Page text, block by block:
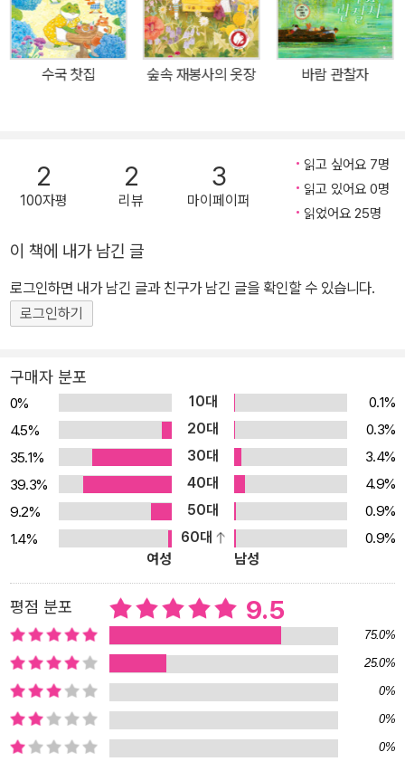
기 그림책이라면, <숲 속 재봉사의 꽃잎 드레스>는 숲 속 재봉사를
찾아온 아이들이 여러 가지 색깔의 꽃잎 옷을 입으며 매일매일 변하
는 자신들의 마음을 색깔에 빗대어 표현해, 색채에 따른 시각적 자극
과 정서적 교감에 집중한 그림책이다. 빨강―노랑―초록―파랑―갈
음을 유발하기도 하고, 파란색 옷은 가끔 혼자만의 시간을 갖고 싶게
한단다. 펼침 화면의 왼쪽 면은 수십 가지의 꽃과 잎사귀, 씨앗과 꽃받
침, 각종 색종이와 옷감으로 꾸며져 시각을 비롯해 아이들의 오감을
으로 만든 옷을 입고서 열정적이고, 유쾌하고, 때로는 외롭고 쓸쓸한
마음을 표현하며 어린 독자들과 정서적 공감대를 형성한다. 그리하여
아이들 스스로 자신의 마음을 들여다보고, 인지하고, 표현할 수 있도
봉사의 꽃잎 드레스>는 작가가 오랫동안 소중히 모아서 말린 꽃잎과
잎사귀, 나무껍질, 작은 씨앗 등을 재료로 사용해 만든 콜라주 그림책
이다. 그냥 지나치기 쉬운 우리 주변의 작은 사물들 하나하나가 작가
의 손길을 거쳐 새롭고 아름다운 작품으로 재탄생되었다. 맨드라미,
수국, 카네이션 같은 꽃잎들은 아이들이 입는 드레스가 되고, 누렇게
마른 나뭇잎은 멋들어진 조끼가 되고, 작은 씨앗과 꽃받침은 단추와
리본으로 새롭게 태어났다. “자연의 섬세하고 따뜻한 아름다움을 책
에 담고 싶다.”는 작가의 소망을 담아 어린아이와 같은 마음과 상상력
으로 사소한 것 하나에도 관심과 애정을 쏟은 결과, 개성 넘치고 독창
적이면서도 아름다운 작품으로 표현된 것이다. 자연물을 활용한 색채
감각과 상상을 현실로 구현해 내는 작가의 내공이 책장을 넘기는 내
내 돋보인다. 구석구석 숨어 있는 동물 이야기와 생생한 사진 강렬한
색채가 펼쳐지는 각각의 장면 속에는 도마뱀, 다람쥐, 개구리, 파랑새,
고슴도치, 여우, 토끼, 나비 등이 숨어 있어 아이들의 호기심을 자극,
또 하나의 볼거리를 제공하며 찾아보는 재미를 준다. 꽃과 잎사귀 등
자연의 느낌을 생생하게 구현한 사진 작업은 그림책의 완성도를 더한
수국 찻집 숲속 재봉사의 옷장 바람 관찰자
2
100자평
2
리뷰
3
마이페이퍼
읽고 싶어요 7명
읽고 있어요 0명
읽었어요 25명
이 책에 내가 남긴 글
로그인하면 내가 남긴 글과 친구가 남긴 글을 확인할 수 있습니다.
로그인하기
구매자 분포
0% 10대
0.1%
4.5%
20대
0.3%
35.1%
30대
3.4%
39.3%
40대
4.9%
9.2%
50대
0.9%
1.4%
60대
0.9%
여성
남성
평점 분포 9.5
75.0%
25.0%
0%
0%
0%